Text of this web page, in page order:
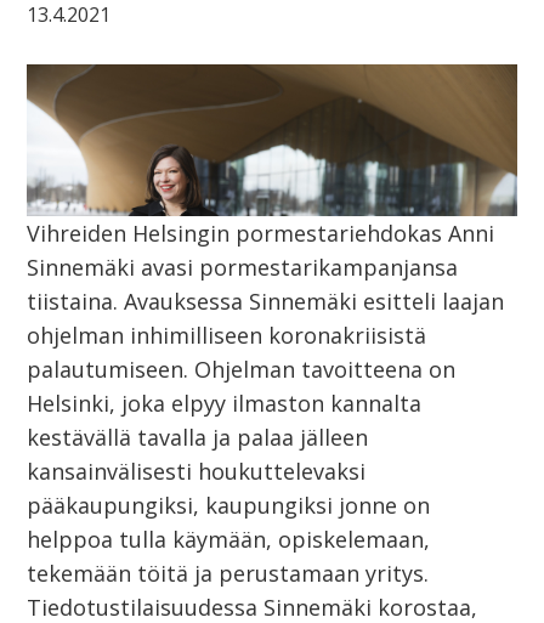
13.4.2021
Vihreiden Helsingin pormestariehdokas Anni
Sinnemäki avasi pormestarikampanjansa
tiistaina. Avauksessa Sinnemäki esitteli laajan
ohjelman inhimilliseen koronakriisistä
palautumiseen. Ohjelman tavoitteena on
Helsinki, joka elpyy ilmaston kannalta
kestävällä tavalla ja palaa jälleen
kansainvälisesti houkuttelevaksi
pääkaupungiksi, kaupungiksi jonne on
helppoa tulla käymään, opiskelemaan,
tekemään töitä ja perustamaan yritys.
Tiedotustilaisuudessa Sinnemäki korostaa,